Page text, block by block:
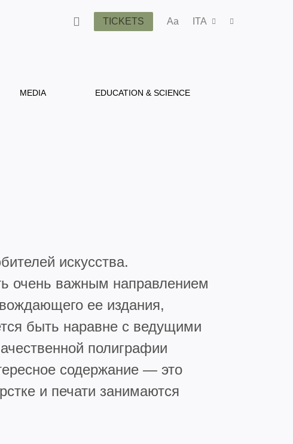
TICKETS Aa ITA
MEDIA EDUCATION & SCIENCE
искусства.
очень важным направлением
ее издания,
быть наравне с ведущими
полиграфии
содержание — это
и печати занимаются